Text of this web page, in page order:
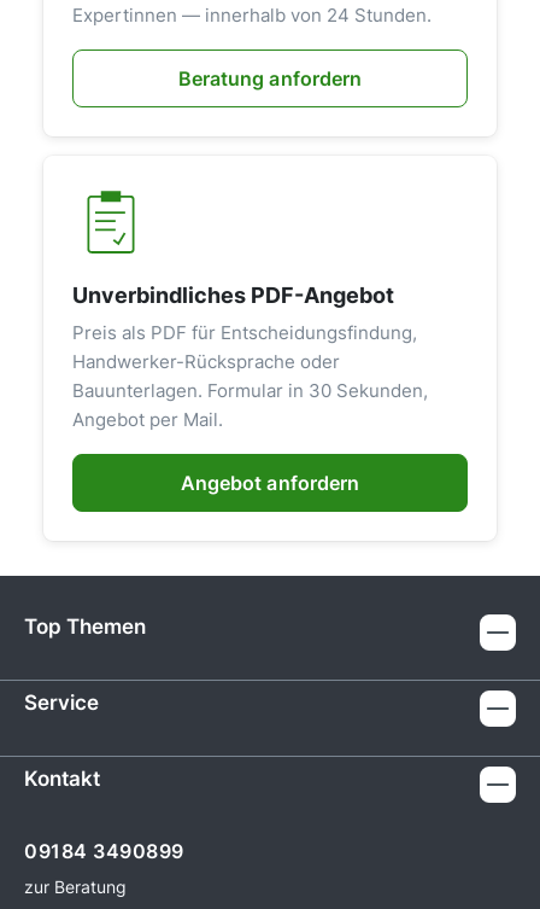
Expertinnen — innerhalb von 24 Stunden.
Beratung anfordern
Unverbindliches PDF-Angebot
Preis als PDF für Entscheidungsfindung,
Handwerker-Rücksprache oder
Bauunterlagen. Formular in 30 Sekunden,
Angebot per Mail.
Angebot anfordern
Top Themen
Service
Kontakt
09184 3490899
zur Beratung